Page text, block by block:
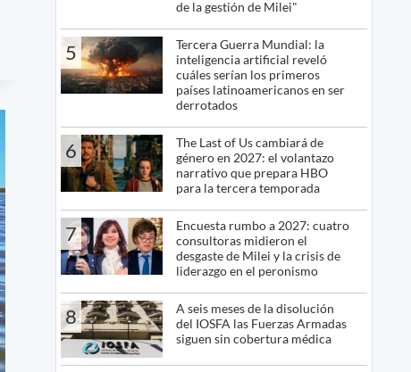
de la gestión de Milei"
5
Tercera Guerra Mundial: la
inteligencia artificial reveló
cuáles serían los primeros
países latinoamericanos en ser
derrotados
6
The Last of Us cambiará de
género en 2027: el volantazo
narrativo que prepara HBO
para la tercera temporada
7
Encuesta rumbo a 2027: cuatro
consultoras midieron el
desgaste de Milei y la crisis de
liderazgo en el peronismo
8
A seis meses de la disolución
del IOSFA las Fuerzas Armadas
siguen sin cobertura médica